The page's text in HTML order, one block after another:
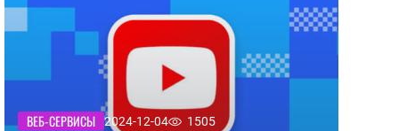
ВЕБ-СЕРВИСЫ 2024-12-04 1505